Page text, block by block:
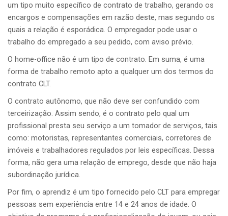
um tipo muito específico de contrato de trabalho, gerando os
encargos e compensações em razão deste, mas segundo os
quais a relação é esporádica. O empregador pode usar o
trabalho do empregado a seu pedido, com aviso prévio.
O home-office não é um tipo de contrato. Em suma, é uma
forma de trabalho remoto apto a qualquer um dos termos do
contrato CLT.
O contrato autônomo, que não deve ser confundido com
terceirização. Assim sendo, é o contrato pelo qual um
profissional presta seu serviço a um tomador de serviços, tais
como: motoristas, representantes comerciais, corretores de
imóveis e trabalhadores regulados por leis específicas. Dessa
forma, não gera uma relação de emprego, desde que não haja
subordinação jurídica.
Por fim, o aprendiz é um tipo fornecido pelo CLT para empregar
pessoas sem experiência entre 14 e 24 anos de idade. O